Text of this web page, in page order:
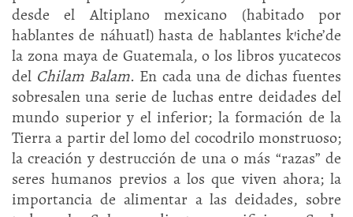
desde el Altiplano mexicano (habitado por
hablantes de náhuatl) hasta de hablantes k’iche’de
la zona maya de Guatemala, o los libros yucatecos
del Chilam Balam. En cada una de dichas fuentes
sobresalen una serie de luchas entre deidades del
mundo superior y el inferior; la formación de la
Tierra a partir del lomo del cocodrilo monstruoso;
la creación y destrucción de una o más “razas” de
seres humanos previos a los que viven ahora; la
importancia de alimentar a las deidades, sobre